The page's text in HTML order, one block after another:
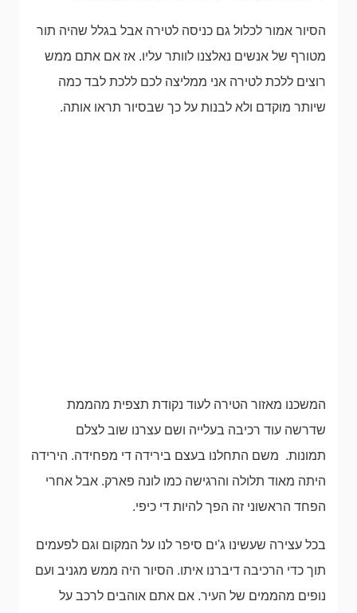
הסיור אמור לכלול גם כניסה לטירה אבל בגלל שהיה תור
מטורף של אנשים נאלצנו לוותר עליו. אז אם אתם ממש
רוצים ללכת לטירה אני ממליצה לכם ללכת לבד כמה
שיותר מוקדם ולא לבנות על כך שבסיור תראו אותה.
המשכנו מאזור הטירה לעוד נקודת תצפית מהממת
שדרשה עוד רכיבה בעלייה ושם עצרנו שוב לצלם
תמונות. משם התחלנו בעצם בירידה די מפחידה. הירידה
היתה מאוד תלולה והרגישה כמו לונה פארק. אבל אחרי
הפחד הראשוני זה הפך להיות די כיפי.
בכל עצירה שעשינו ג'ים סיפר לנו על המקום וגם לפעמים
תוך כדי הרכיבה דיברנו איתו. הסיור היה ממש מגניב ועם
נופים מהממים של העיר. אם אתם אוהבים לרכב על